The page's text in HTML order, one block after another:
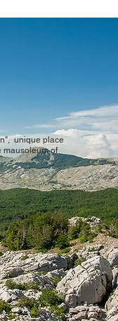
unique place
mausoleum of